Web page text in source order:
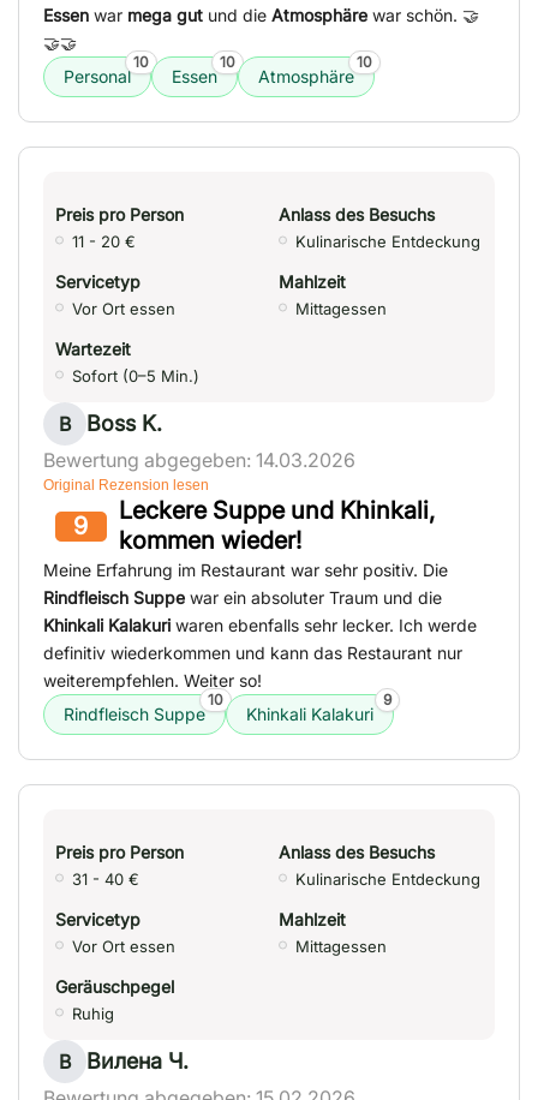
Essen war mega gut und die Atmosphäre war schön. 🤝
🤝🤝
Personal
10
Essen
10
Atmosphäre
10
Preis pro Person
11 - 20 €
Anlass des Besuchs
Kulinarische Entdeckung
Servicetyp
Vor Ort essen
Mahlzeit
Mittagessen
Wartezeit
Sofort (0–5 Min.)
B Boss K.
Bewertung abgegeben: 14.03.2026
Original Rezension lesen
9
Leckere Suppe und Khinkali,
kommen wieder!
Meine Erfahrung im Restaurant war sehr positiv. Die
Rindfleisch Suppe war ein absoluter Traum und die
Khinkali Kalakuri waren ebenfalls sehr lecker. Ich werde
definitiv wiederkommen und kann das Restaurant nur
weiterempfehlen. Weiter so!
Rindfleisch Suppe
10
Khinkali Kalakuri
9
Preis pro Person
31 - 40 €
Anlass des Besuchs
Kulinarische Entdeckung
Servicetyp
Vor Ort essen
Mahlzeit
Mittagessen
Geräuschpegel
Ruhig
В Вилена Ч.